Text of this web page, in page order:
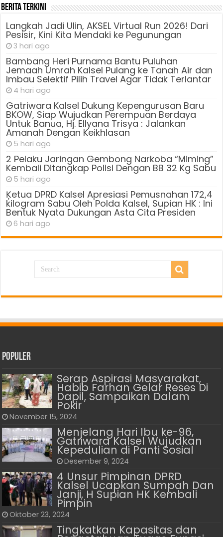
Berita Terkini
Langkah Jadi Ulin, AKSEL Virtual Run 2026! Dari
Pesisir, Kini Kita Mendaki ke Pegunungan
3 hari ago
Bambang Heri Purnama Bantu Puluhan
Jemaah Umrah Kalsel Pulang ke Tanah Air dan
Imbau Selektif Pilih Travel Agar Tidak Terlantar
4 hari ago
Gatriwara Kalsel Dukung Kepengurusan Baru
BKOW, Siap Wujudkan Perempuan Berdaya
Untuk Banua, Hj. Ellyana Trisya : Jalankan
Amanah Dengan Keikhlasan
5 hari ago
2 Pelaku Jaringan Gembong Narkoba “Miming”
Kembali Ditangkap Polisi Dengan BB 32 Kg Sabu
5 hari ago
Ķetua DPRD Kalsel Apresiasi Pemusnahan 172,4
kilogram Sabu Oleh Polda Kalsel, Supian HK : Ini
Bentuk Nyata Dukungan Asta Cita Presiden
6 hari ago
Populer
Serap Aspirasi Masyarakat,
Habib Farhan Gelar Reses Di
Dapil, Sampaikan Dalam
Pokir
November 15, 2024
Menjelang Hari Ibu ke-96,
Gatriwara Kalsel Wujudkan
Kepedulian di Panti Sosial
Desember 9, 2024
4 Unsur Pimpinan DPRD
Kalsel Ucapkan Sumpah Dan
Janji, H Supian HK Kembali
Pimpin
Oktober 23, 2024
Tingkatkan Kapasitas dan